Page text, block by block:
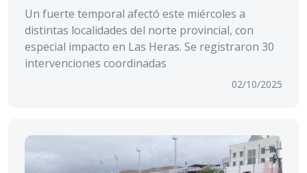
Un fuerte temporal afectó este miércoles a
distintas localidades del norte provincial, con
especial impacto en Las Heras. Se registraron 30
intervenciones coordinadas
02/10/2025